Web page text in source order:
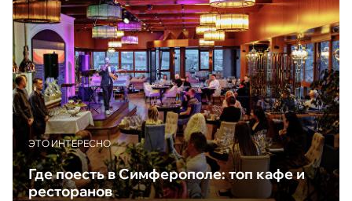
ЭТО ИНТЕРЕСНО
Где поесть в Симферополе: топ кафе и
ресторанов